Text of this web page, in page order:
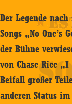
Der Legende
Songs „No One’s
der Bühne
von Chase Rice
Beifall großer
anderen Status